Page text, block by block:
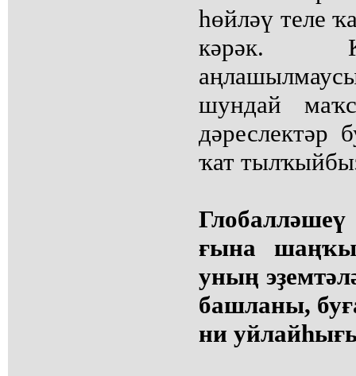
һөйләү теле
кәрәк.
шундай
дәреслектәр
ҡат
ғына
уның
башланы,
ни